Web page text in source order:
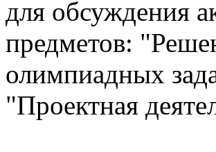
для обсуждения
предметов:
олимпиадных
"Проектная